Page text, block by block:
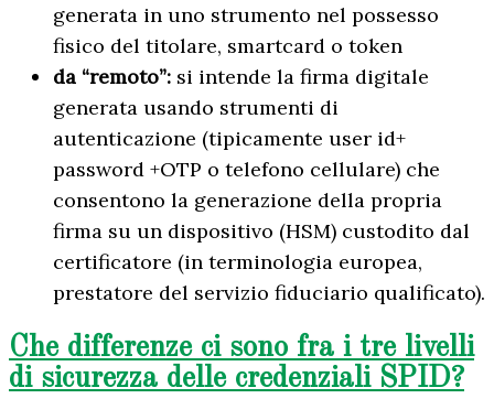
generata in uno strumento nel possesso
fisico del titolare, smartcard o token
da “remoto”: si intende la firma digitale
generata usando strumenti di
autenticazione (tipicamente user id+
password +OTP o telefono cellulare) che
consentono la generazione della propria
firma su un dispositivo (HSM) custodito dal
certificatore (in terminologia europea,
prestatore del servizio fiduciario qualificato).
Che differenze ci sono fra i tre livelli
di sicurezza delle credenziali SPID?